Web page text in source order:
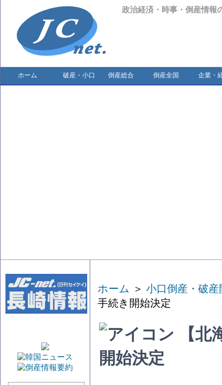
政治経済・時事・倒産情報
ホーム 破産・小口 倒産総合 倒産全国 企業・
ホーム ＞ 小口倒産・破産
手続き開始決定
【北
開始決定